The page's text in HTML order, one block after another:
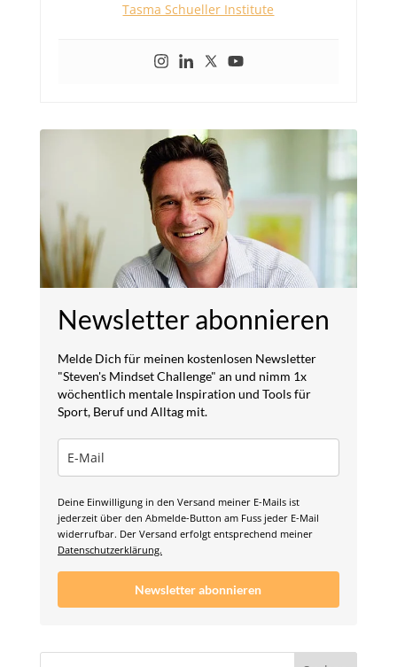
Tasma Schueller Institute
Newsletter abonnieren
Melde Dich für meinen kostenlosen Newsletter
"Steven's Mindset Challenge" an und nimm 1x
wöchentlich mentale Inspiration und Tools für
Sport, Beruf und Alltag mit.
Deine Einwilligung in den Versand meiner E-Mails ist
jederzeit über den Abmelde-Button am Fuss jeder E-Mail
widerrufbar. Der Versand erfolgt entsprechend meiner
Datenschutzerklärung.
Newsletter abonnieren